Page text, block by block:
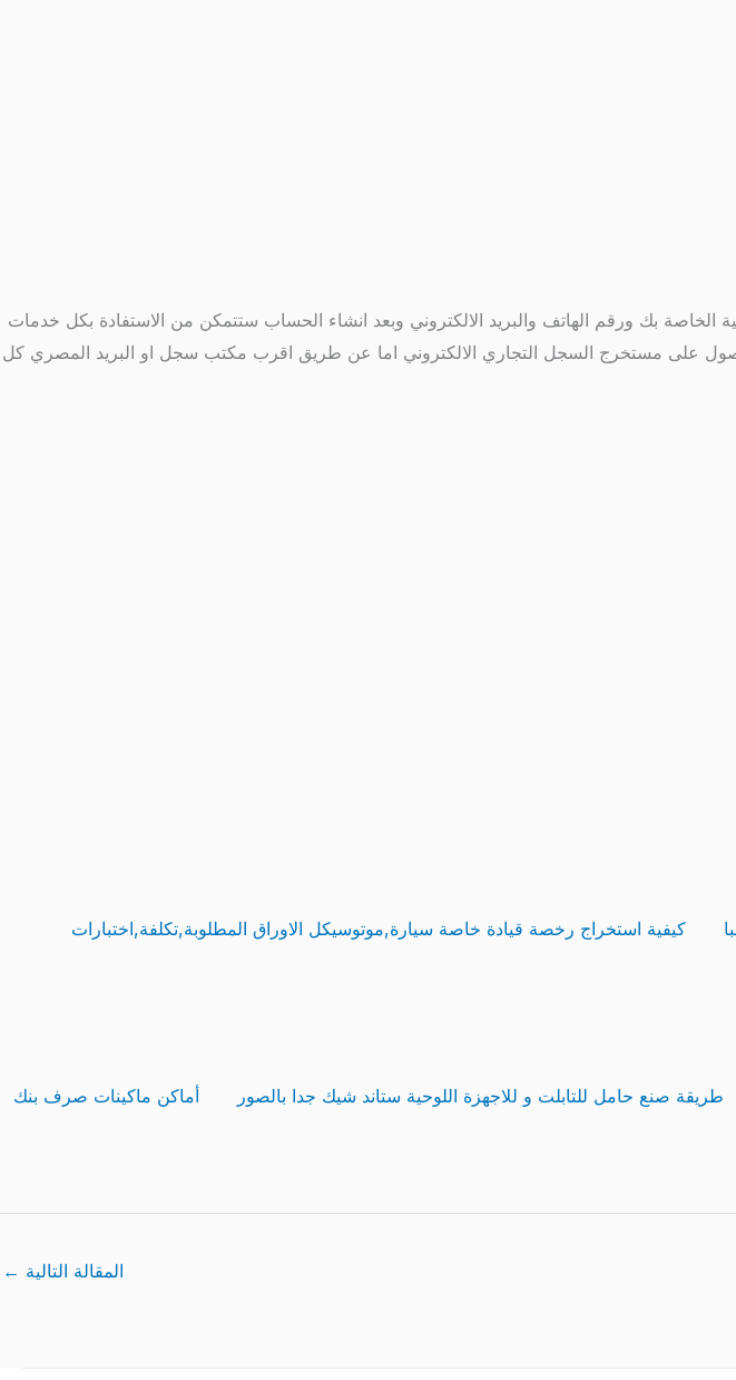
بك ورقم الهاتف والبريد الالكتروني وبعد انشاء الحساب ستتمكن من الاستفادة بكل خدمات
على مستخرج السجل التجاري الالكتروني اما عن طريق اقرب مكتب سجل او البريد المصري كل
كيفية استخراج رخصة قيادة خاصة سيارة,موتوسيكل الاوراق المطلوبة,تكلفة,اختبارات
طريقة صنع حامل للتابلت و للاجهزة اللوحية ستاند شيك جدا بالصور أماكن ماكينات صرف بنك
المقالة التالية ←